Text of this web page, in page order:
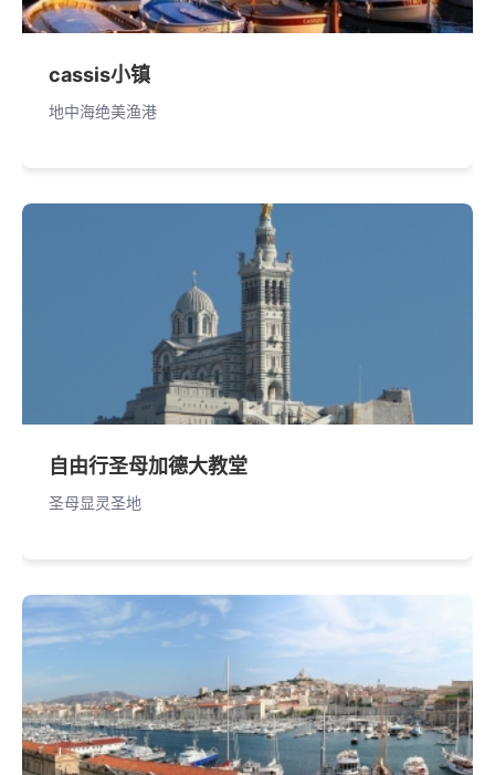
cassis小镇
地中海绝美渔港
自由行圣母加德大教堂
圣母显灵圣地